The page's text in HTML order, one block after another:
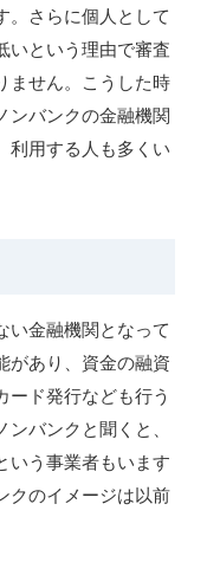
。さらに個人として
いという理由で審査
ません。こうした時
ンバンクの金融機関
利用する人も多くい
い金融機関となって
があり、資金の融資
ード発行なども行う
バンクと聞くと、
いう事業者もいます
クのイメージは以前